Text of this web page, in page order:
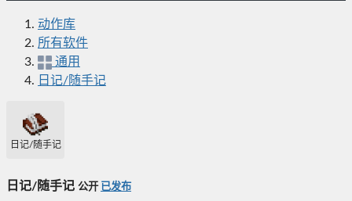
动作库
所有软件
通用
日记/随手记
日记/随手记
日记/随手记 公开 已发布